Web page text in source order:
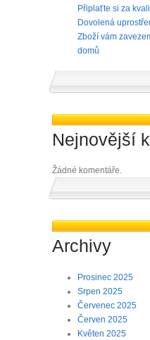
Připlaťte si za
Dovolená
Zboží vám
domů
Nejnovější
Žádné komentáře.
Archivy
Prosinec 2025
Srpen 2025
Červenec 2025
Červen 2025
Květen 2025